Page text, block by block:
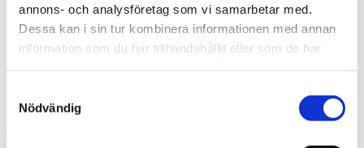
annons- och analysföretag som vi samarbetar med.
Dessa kan i sin tur kombinera informationen med annan
information som du har tillhandahållit eller som de har
Nödvändig
Prata med en expert
Begär offert
Kontakta mig
Ring oss